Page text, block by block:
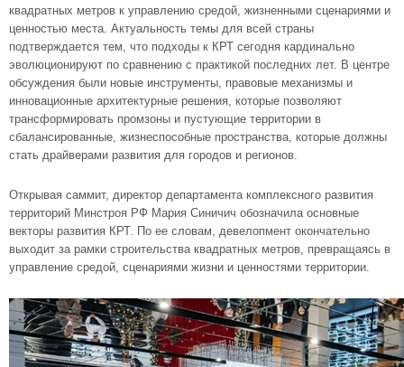
квадратных метров к управлению средой, жизненными сценариями и
ценностью места. Актуальность темы для всей страны
подтверждается тем, что подходы к КРТ сегодня кардинально
эволюционируют по сравнению с практикой последних лет. В центре
обсуждения были новые инструменты, правовые механизмы и
инновационные архитектурные решения, которые позволяют
трансформировать промзоны и пустующие территории в
сбалансированные, жизнеспособные пространства, которые должны
стать драйверами развития для городов и регионов.
Открывая саммит, директор департамента комплексного развития
территорий Минстроя РФ Мария Синичич обозначила основные
векторы развития КРТ. По ее словам, девелопмент окончательно
выходит за рамки строительства квадратных метров, превращаясь в
управление средой, сценариями жизни и ценностями территории.